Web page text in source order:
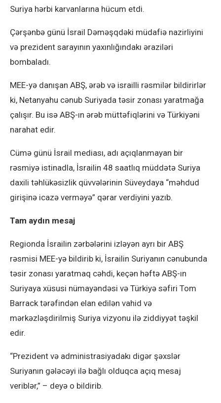
Suriya hərbi karvanlarına hücum etdi.
Çərşənbə günü İsrail Dəməşqdəki müdafiə nazirliyini
və prezident sarayının yaxınlığındakı əraziləri
bombaladı.
MEE-yə danışan ABŞ, ərəb və israilli rəsmilər bildirirlər
ki, Netanyahu cənub Suriyada təsir zonası yaratmağa
çalışır. Bu isə ABŞ-ın ərəb müttəfiqlərini və Türkiyəni
narahat edir.
Cümə günü İsrail mediası, adı açıqlanmayan bir
rəsmiyə istinadla, İsrailin 48 saatlıq müddətə Suriya
daxili təhlükəsizlik qüvvələrinin Süveydaya “məhdud
girişinə icazə verməyə” qərar verdiyini yazıb.
Tam aydın mesaj
Regionda İsrailin zərbələrini izləyən ayrı bir ABŞ
rəsmisi MEE-yə bildirib ki, İsrailin Suriyanın cənubunda
təsir zonası yaratmaq cəhdi, keçən həftə ABŞ-ın
Suriyaya xüsusi nümayəndəsi və Türkiyə səfiri Tom
Barrack tərəfindən elan edilən vahid və
mərkəzləşdirilmiş Suriya vizyonu ilə ziddiyyət təşkil
edir.
“Prezident və administrasiyadakı digər şəxslər
Suriyanın gələcəyi ilə bağlı olduqca açıq mesaj
veriblər,” – deyə o bildirib.